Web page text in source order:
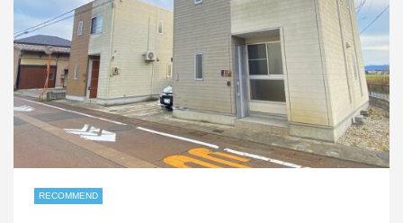
RECOMMEND